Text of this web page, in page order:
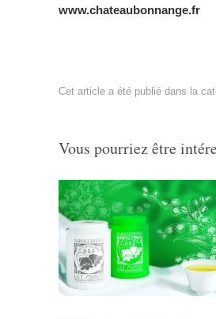
www.chateaubonnange.fr
Cet article a été publié dans la
Vous pourriez être